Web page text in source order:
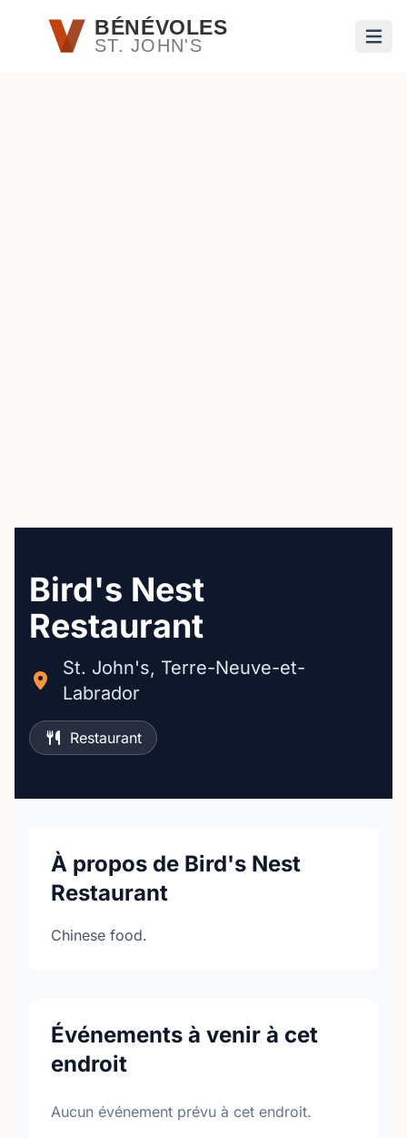
Passer au contenu principal
BÉNÉVOLES
ST. JOHN'S
Bird's Nest
Restaurant
St. John's, Terre-Neuve-et-
Labrador
Restaurant
À propos de Bird's Nest
Restaurant
Chinese food.
Événements à venir à cet
endroit
Aucun événement prévu à cet endroit.